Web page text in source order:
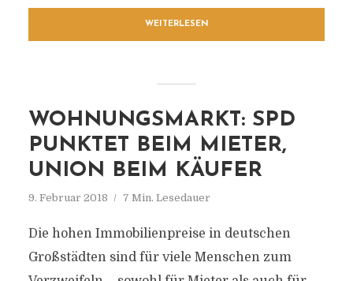
WEITERLESEN
WOHNUNGSMARKT: SPD
PUNKTET BEIM MIETER,
UNION BEIM KÄUFER
9. Februar 2018 7 Min. Lesedauer
Die hohen Immobilienpreise in deutschen
Großstädten sind für viele Menschen zum